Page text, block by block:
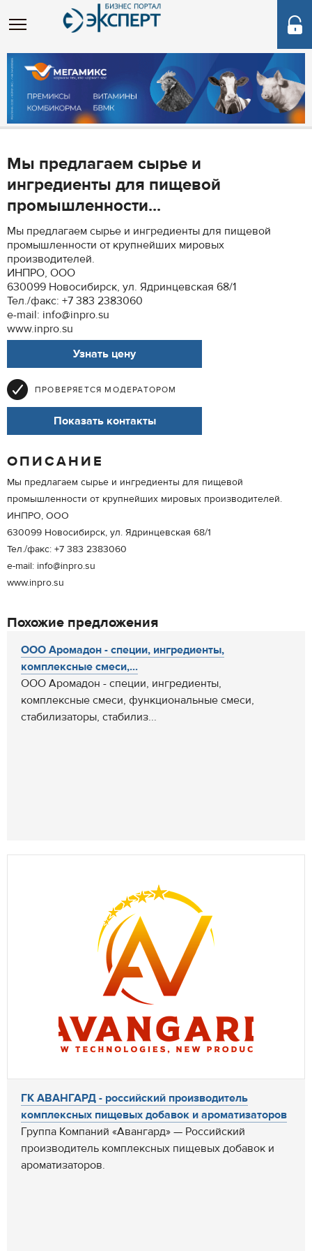
Мы предлагаем сырье и
ингредиенты для пищевой
промышленности...
Мы предлагаем сырье и ингредиенты для пищевой
промышленности от крупнейших мировых
производителей.
ИНПРО, ООО
630099 Новосибирск, ул. Ядринцевская 68/1
Тел./факс: +7 383 2383060
e-mail: info@inpro.su
www.inpro.su
Узнать цену
ПРОВЕРЯЕТСЯ МОДЕРАТОРОМ
Показать контакты
ОПИСАНИЕ
Мы предлагаем сырье и ингредиенты для пищевой
промышленности от крупнейших мировых производителей.
ИНПРО, ООО
630099 Новосибирск, ул. Ядринцевская 68/1
Тел./факс: +7 383 2383060
e-mail: info@inpro.su
www.inpro.su
Похожие предложения
ООО Аромадон - специи, ингредиенты,
комплексные смеси,...
ООО Аромадон - специи, ингредиенты,
комплексные смеси, функциональные смеси,
стабилизаторы, стабилиз...
ГК АВАНГАРД - российский производитель
комплексных пищевых добавок и ароматизаторов
Группа Компаний «Авангард» — Российский
производитель комплексных пищевых добавок и
ароматизаторов.